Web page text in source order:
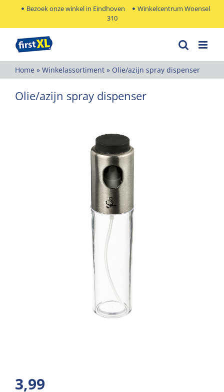
Bezoek onze winkel in Eindhoven
Winkelcentrum Woensel
310
Home » Winkelassortiment » Olie/azijn spray dispenser
Olie/azijn spray dispenser
3,99